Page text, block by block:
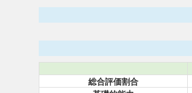
総合評価割合